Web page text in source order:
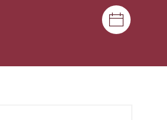
Sessions